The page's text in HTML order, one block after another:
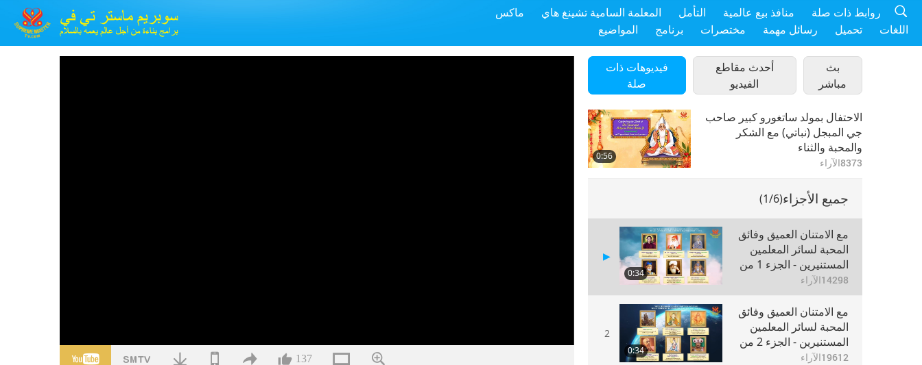
ماكس المعلمة السامية تشينغ هاي التأمل منافذ بيع عالمية
روابط ذات صلة
المواضيع
برنامج مختصرات رسائل مهمة تحميل اللغات
137
فيديوهات ذات
صلة
أحدث مقاطع
الفيديو
بث
مباشر
0:56
الاحتفال بمولد ساتغورو كبير صاحب
جي المبجل (نباتي) مع الشكر
والمحبة والثناء
8373الآراء
جميع الأجزاء(1/6)
0:34
مع الامتنان العميق وفائق
المحبة لسائر المعلمين
المستنيرين - الجزء 1 من
6
14298الآراء
2
0:34
مع الامتنان العميق وفائق
المحبة لسائر المعلمين
المستنيرين - الجزء 2 من
6
19612الآراء